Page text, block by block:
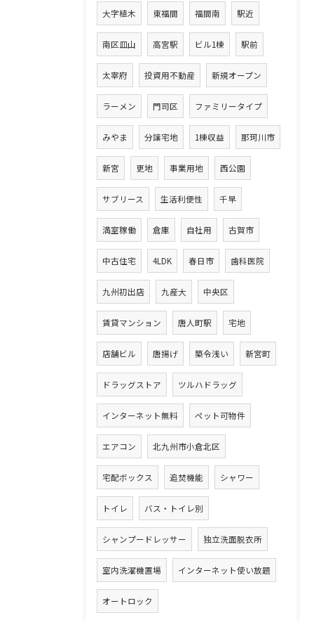
大字植木 東福間 福間南 駅近
南区皿山 高宮駅 ビル1棟 駅前
太宰府 投資用不動産 新規オープン
ラーメン 門司区 ファミリータイプ
みやま 分譲宅地 1棟収益 那珂川市
新宮 更地 事業用地 西公園
サブリース 生活利便性 千早
満室稼働 倉庫 自社用 古賀市
中古住宅 4LDK 春日市 歯科医院
九州初出店 九産大 中央区
賃貸マンション 唐人町駅 宅地
店舗ビル 唐揚げ 築令浅い 新宮町
ドラッグストア ツルハドラッグ
インターネット無料 ペット可物件
エアコン 北九州市小倉北区
宅配ボックス 追焚機能 シャワー
トイレ バス・トイレ別
シャンプードレッサー 独立洗面脱衣所
室内洗濯機置場 インターネット使い放題
オートロック